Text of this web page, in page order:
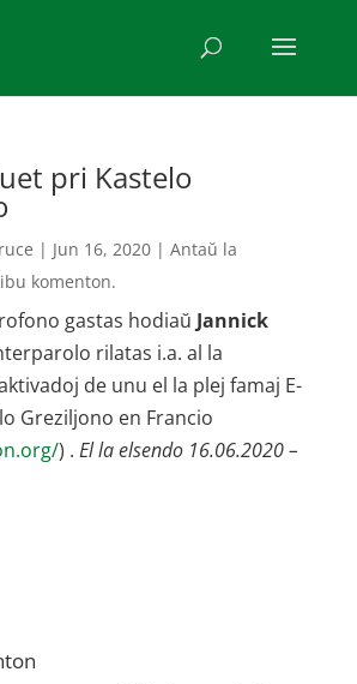
pri Kastelo
| Jun 16, 2020| Antaŭ la
komenton.
gastas hodiaŭ Jannick
rilatas i.a. al la
de unu el la plej famaj E-
Greziljono en Francio
) . El la elsendo 16.06.2020 –